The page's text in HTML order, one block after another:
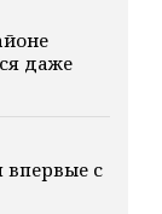
даже
впервые с